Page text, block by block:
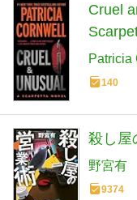
Cruel
Patricia
140
殺し屋
野宮有
9374